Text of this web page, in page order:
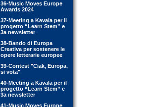
36-Music Moves Europe
Awards 2024
37-Meeting a Kavala per il
progetto “Learn Stem” e
3a newsletter
38-Bando di Europa
Creativa per sostenere le
opere letterarie europee
39-Contest "Ciak, Europa,
si vota"
40-Meeting a Kavala per il
progetto “Learn Stem” e
3a newsletter
41-Music Moves Europe